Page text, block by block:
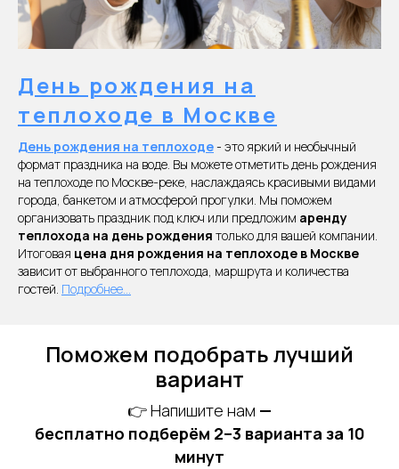
День рождения на
теплоходе в Москве
День рождения на теплоходе- это яркий и необычный
формат праздника на воде. Вы можете отметить день рождения
на теплоходе по Москве-реке, наслаждаясь красивыми видами
города, банкетом и атмосферой прогулки. Мы поможем
организовать праздник под ключ или предложим аренду
теплохода на день рождения только для вашей компании.
Итоговая цена дня рождения на теплоходе в Москве
зависит от выбранного теплохода, маршрута и количества
гостей. Подробнее...
Поможем подобрать лучший
вариант
👉 Напишите нам —
бесплатно подберём 2–3 варианта за 10
минут